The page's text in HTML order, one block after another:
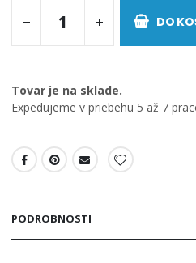
DO
Tovar je na sklade.
Expedujeme v priebehu 5 až 7
PODROBNOSTI